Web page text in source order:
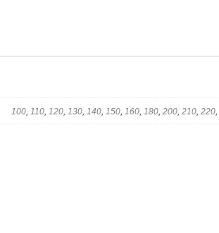
100, 110, 120, 130, 140, 150, 160, 180, 200, 210, 220,